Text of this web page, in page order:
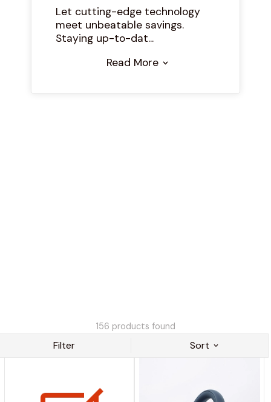
Let cutting-edge technology
meet unbeatable savings.
Staying up-to-dat...
Read More
Filter Sort
156 products found